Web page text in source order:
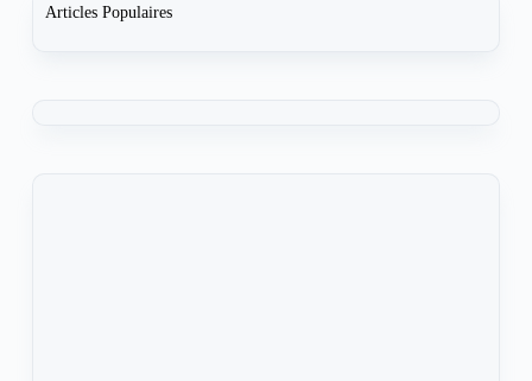
Articles Populaires